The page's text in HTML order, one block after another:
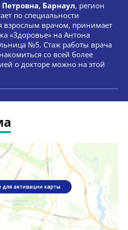
Барнаул, регион
по специальности
взрослым врачом, принимает
«Здоровье» на Антона
№5. Стаж работы врача
со всей более
о докторе можно на этой